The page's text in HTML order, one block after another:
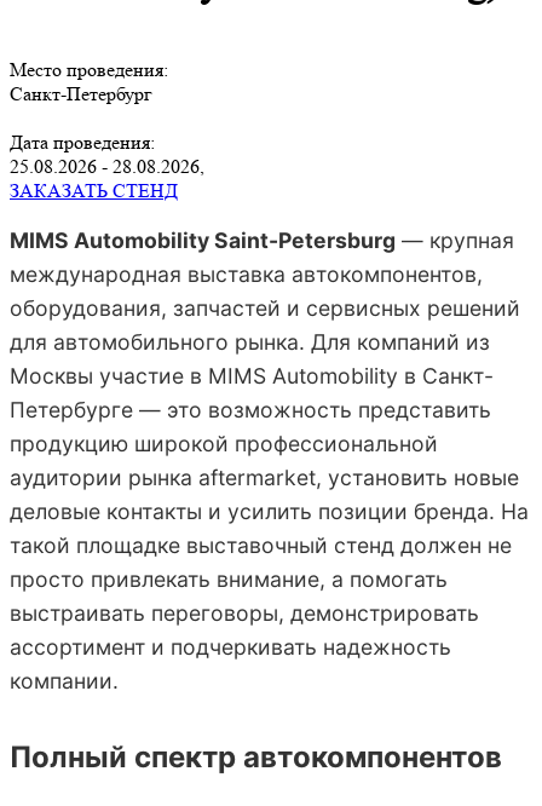
Место проведения:
Санкт-Петербург
Дата проведения:
25.08.2026 - 28.08.2026,
ЗАКАЗАТЬ СТЕНД
MIMS Automobility Saint-Petersburg — крупная
международная выставка автокомпонентов,
оборудования, запчастей и сервисных решений
для автомобильного рынка. Для компаний из
Москвы участие в MIMS Automobility в Санкт-
Петербурге — это возможность представить
продукцию широкой профессиональной
аудитории рынка aftermarket, установить новые
деловые контакты и усилить позиции бренда. На
такой площадке выставочный стенд должен не
просто привлекать внимание, а помогать
выстраивать переговоры, демонстрировать
ассортимент и подчеркивать надежность
компании.
Полный спектр автокомпонентов